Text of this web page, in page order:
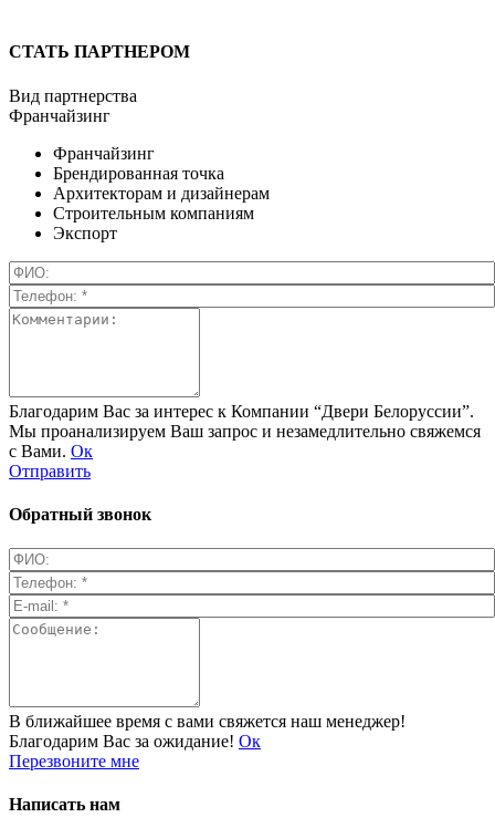
СТАТЬ ПАРТНЕРОМ
Вид партнерства
Франчайзинг
Франчайзинг
Брендированная точка
Архитекторам и дизайнерам
Строительным компаниям
Экспорт
Благодарим Вас за интерес к Компании “Двери Белоруссии”.
Мы проанализируем Ваш запрос и незамедлительно свяжемся
с Вами. Ок
Отправить
Обратный звонок
В ближайшее время с вами свяжется наш менеджер!
Благодарим Вас за ожидание! Ок
Перезвоните мне
Написать нам